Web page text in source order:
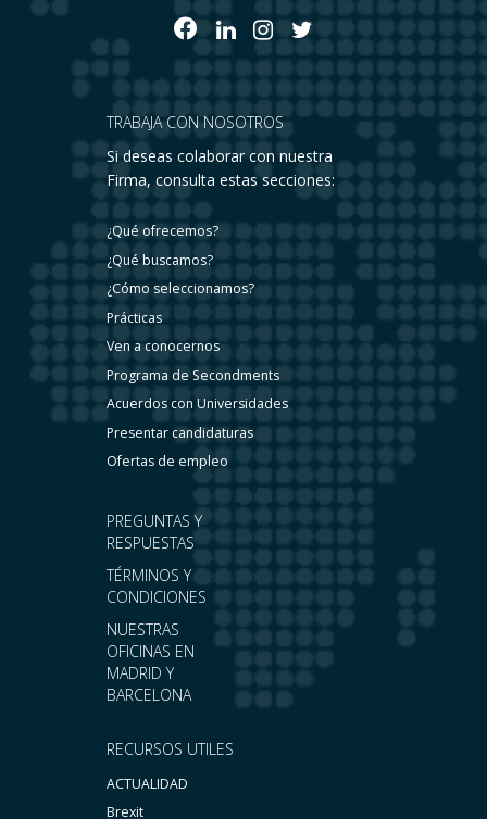
RECURSOS UTILES
ACTUALIDAD
Brexit
PREGUNTAS Y
RESPUESTAS
TÉRMINOS Y
CONDICIONES
NUESTRAS
OFICINAS EN
MADRID Y
BARCELONA
TRABAJA CON NOSOTROS
Si deseas colaborar con nuestra
Firma, consulta estas secciones:
¿Qué ofrecemos?
¿Qué buscamos?
¿Cómo seleccionamos?
Prácticas
Ven a conocernos
Programa de Secondments
Acuerdos con Universidades
Presentar candidaturas
Ofertas de empleo